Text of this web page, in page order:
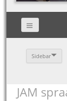
Sidebar
JAM